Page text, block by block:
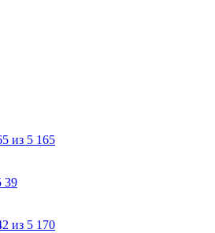
165
39
170